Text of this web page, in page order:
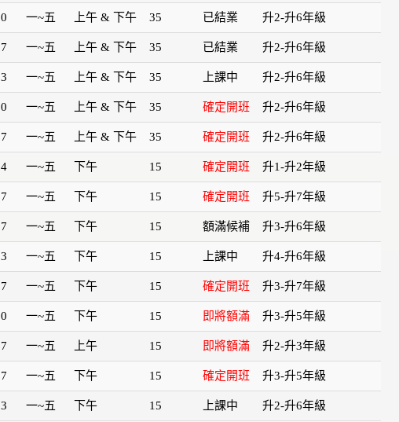
一~五 上午 & 下午 35 已結業 升2-升6年級
一~五 上午 & 下午 35 已結業 升2-升6年級
一~五 上午 & 下午 35 上課中 升2-升6年級
一~五 上午 & 下午 35 確定開班 升2-升6年級
一~五 上午 & 下午 35 確定開班 升2-升6年級
一~五 下午 15 確定開班 升1-升2年級
一~五 下午 15 確定開班 升5-升7年級
一~五 下午 15 額滿候補 升3-升6年級
一~五 下午 15 上課中 升4-升6年級
一~五 下午 15 確定開班 升3-升7年級
一~五 下午 15 即將額滿 升3-升5年級
一~五 上午 15 即將額滿 升2-升3年級
一~五 下午 15 確定開班 升3-升5年級
一~五 下午 15 上課中 升2-升6年級